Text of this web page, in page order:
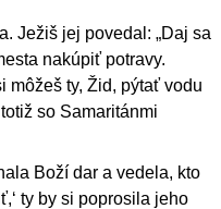
Ježiš jej povedal: „Daj sa
nakúpiť potravy.
môžeš ty, Žid, pýtať vodu
so Samaritánmi
Boží dar a vedela, kto
ty by si poprosila jeho